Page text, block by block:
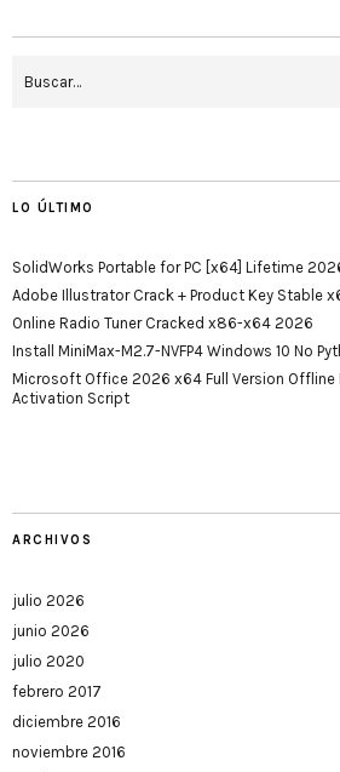
LO ÚLTIMO
SolidWorks Portable for PC [x64] Lifetime
Adobe Illustrator Crack + Product Key Stable
Online Radio Tuner Cracked x86-x64 2026
Install MiniMax-M2.7-NVFP4 Windows 10 No
Microsoft Office 2026 x64 Full Version Offline
Activation Script
ARCHIVOS
julio 2026
junio 2026
julio 2020
febrero 2017
diciembre 2016
noviembre 2016